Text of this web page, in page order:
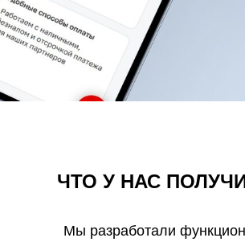
Мы разработали
ЧТО У НАС